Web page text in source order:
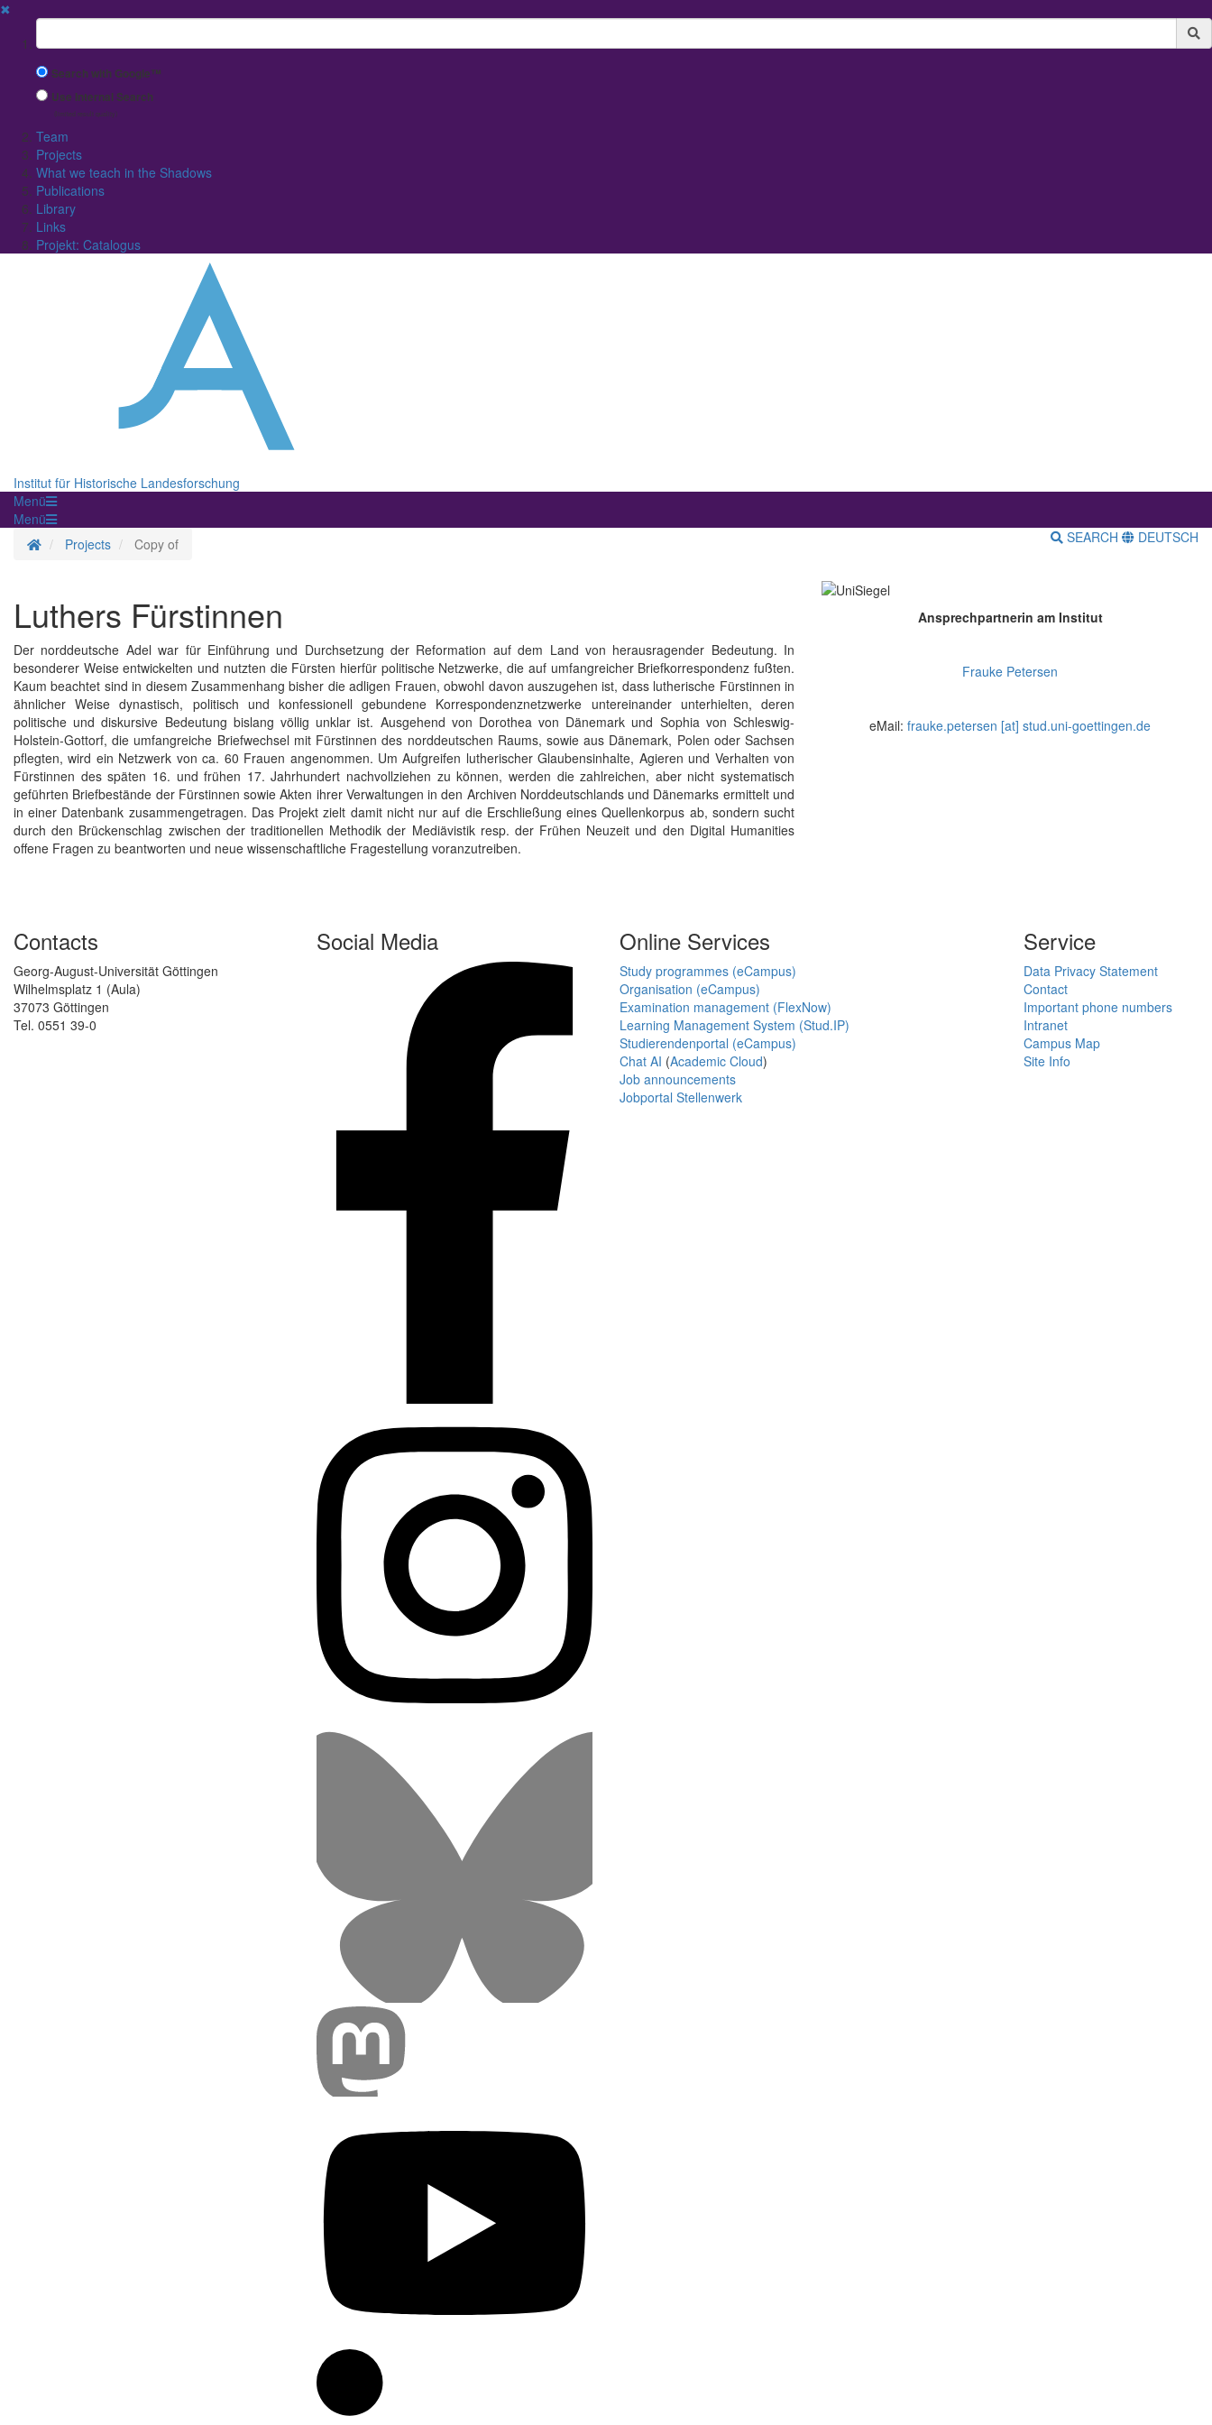
✖
Suchbegriff
Search with Google™
Use Internal Search
(limited result quality)
Team
Projects
What we teach in the Shadows
Publications
Library
Links
Projekt: Catalogus
Institut für Historische Landesforschung
Menü
Menü
Homepage
Projects Copy of SEARCH DEUTSCH
Luthers Fürstinnen
Der norddeutsche Adel war für Einführung und Durchsetzung der Reformation auf dem Land von herausragender Bedeutung. In
besonderer Weise entwickelten und nutzten die Fürsten hierfür politische Netzwerke, die auf umfangreicher Briefkorrespondenz fußten.
Kaum beachtet sind in diesem Zusammenhang bisher die adligen Frauen, obwohl davon auszugehen ist, dass lutherische Fürstinnen in
ähnlicher Weise dynastisch, politisch und konfessionell gebundene Korrespondenznetzwerke untereinander unterhielten, deren
politische und diskursive Bedeutung bislang völlig unklar ist. Ausgehend von Dorothea von Dänemark und Sophia von Schleswig-
Holstein-Gottorf, die umfangreiche Briefwechsel mit Fürstinnen des norddeutschen Raums, sowie aus Dänemark, Polen oder Sachsen
pflegten, wird ein Netzwerk von ca. 60 Frauen angenommen. Um Aufgreifen lutherischer Glaubensinhalte, Agieren und Verhalten von
Fürstinnen des späten 16. und frühen 17. Jahrhundert nachvollziehen zu können, werden die zahlreichen, aber nicht systematisch
geführten Briefbestände der Fürstinnen sowie Akten ihrer Verwaltungen in den Archiven Norddeutschlands und Dänemarks ermittelt und
in einer Datenbank zusammengetragen. Das Projekt zielt damit nicht nur auf die Erschließung eines Quellenkorpus ab, sondern sucht
durch den Brückenschlag zwischen der traditionellen Methodik der Mediävistik resp. der Frühen Neuzeit und den Digital Humanities
offene Fragen zu beantworten und neue wissenschaftliche Fragestellung voranzutreiben.
Ansprechpartnerin am Institut
Frauke Petersen
eMail: frauke.petersen [at] stud.uni-goettingen.de
Contacts
Georg-August-Universität Göttingen
Wilhelmsplatz 1 (Aula)
37073 Göttingen
Tel. 0551 39-0
Social Media Online Services
Study programmes (eCampus)
Organisation (eCampus)
Examination management (FlexNow)
Learning Management System (Stud.IP)
Studierendenportal (eCampus)
Chat AI (Academic Cloud)
Job announcements
Jobportal Stellenwerk
Service
Data Privacy Statement
Contact
Important phone numbers
Intranet
Campus Map
Site Info